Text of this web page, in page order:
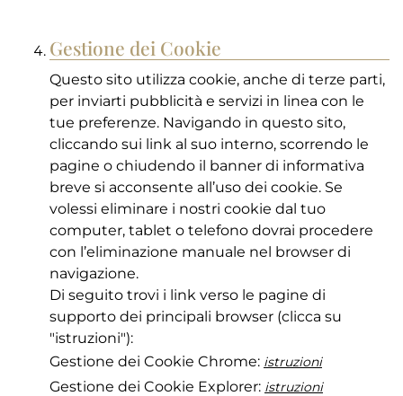
Gestione dei Cookie
Questo sito utilizza cookie, anche di terze parti,
per inviarti pubblicità e servizi in linea con le
tue preferenze. Navigando in questo sito,
cliccando sui link al suo interno, scorrendo le
pagine o chiudendo il banner di informativa
breve si acconsente all’uso dei cookie. Se
volessi eliminare i nostri cookie dal tuo
computer, tablet o telefono dovrai procedere
con l’eliminazione manuale nel browser di
navigazione.
Di seguito trovi i link verso le pagine di
supporto dei principali browser (clicca su
"istruzioni"):
Gestione dei Cookie Chrome: istruzioni
Gestione dei Cookie Explorer: istruzioni